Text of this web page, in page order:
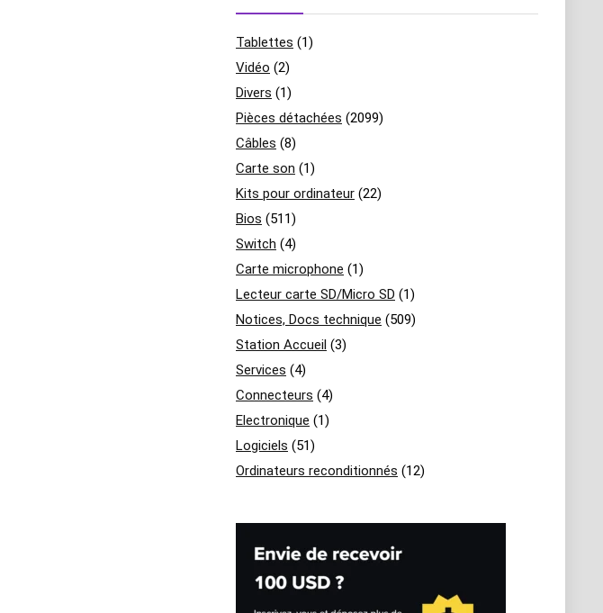
Tablettes (1)
Vidéo (2)
Divers (1)
Pièces détachées (2099)
Câbles (8)
Carte son (1)
Kits pour ordinateur (22)
Bios (511)
Switch (4)
Carte microphone (1)
Lecteur carte SD/Micro SD (1)
Notices, Docs technique (509)
Station Accueil (3)
Services (4)
Connecteurs (4)
Electronique (1)
Logiciels (51)
Ordinateurs reconditionnés (12)